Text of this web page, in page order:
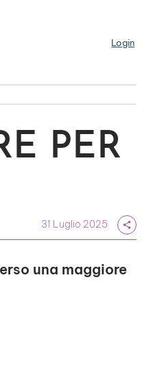
Login
PER
31 Luglio 2025 share
una maggiore